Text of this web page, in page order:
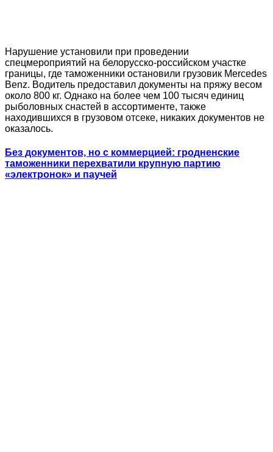
Нарушение установили при проведении
спецмероприятий на белорусско-российском участке
границы, где таможенники остановили грузовик Mercedes
Benz. Водитель предоставил документы на пряжу весом
около 800 кг. Однако на более чем 100 тысяч единиц
рыболовных снастей в ассортименте, также
находившихся в грузовом отсеке, никаких документов не
оказалось.
Без документов, но с коммерцией: гродненские
таможенники перехватили крупную партию
«электронок» и паучей